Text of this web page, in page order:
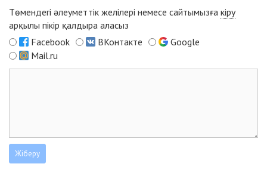
Төмендегі әлеуметтік желілері немесе сайтымызға кіру
арқылы пікір қалдыра аласыз
Facebook
ВКонтакте
Google
Mail.ru